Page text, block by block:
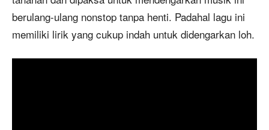
berulang-ulang nonstop tanpa henti. Padahal lagu ini
memiliki lirik yang cukup indah untuk didengarkan loh.